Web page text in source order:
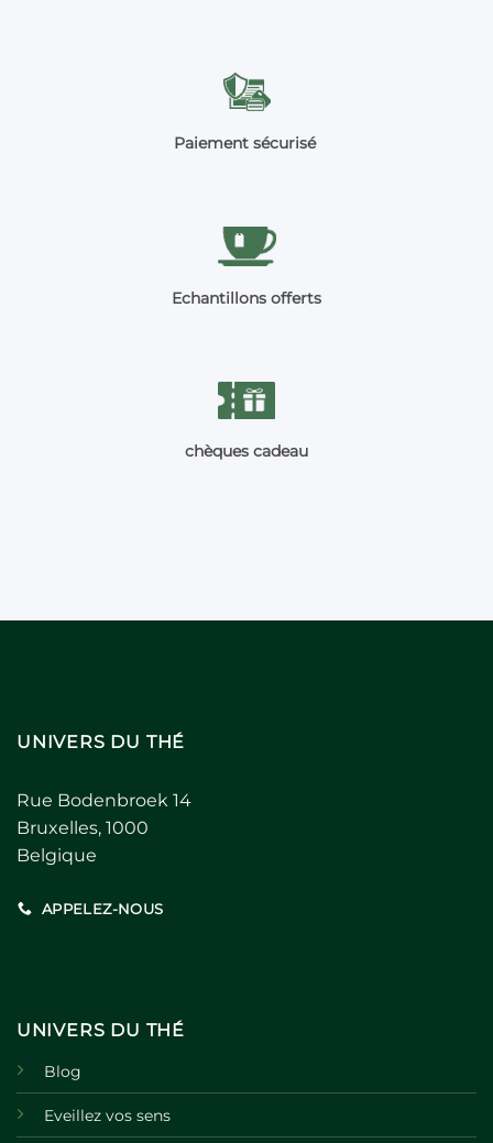
Paiement sécurisé
Echantillons offerts
chèques cadeau
UNIVERS DU THÉ
Rue Bodenbroek 14
Bruxelles, 1000
Belgique
APPELEZ-NOUS
UNIVERS DU THÉ
Blog
Eveillez vos sens